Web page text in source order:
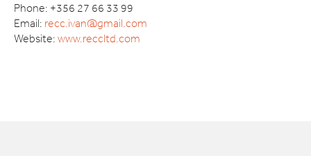
Phone: +356 27 66 33 99
Email: recc.ivan@gmail.com
Website: www.reccltd.com